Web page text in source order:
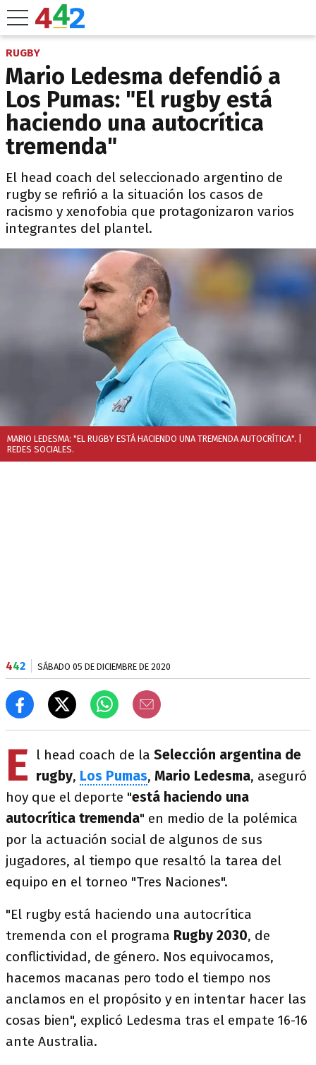
RUGBY
Mario Ledesma defendió a
Los Pumas: "El rugby está
haciendo una autocrítica
tremenda"
El head coach del seleccionado argentino de
rugby se refirió a la situación los casos de
racismo y xenofobia que protagonizaron varios
integrantes del plantel.
MARIO LEDESMA: "EL RUGBY ESTÁ HACIENDO UNA TREMENDA AUTOCRÍTICA".
REDES SOCIALES.
442 SÁBADO 05 DE DICIEMBRE DE 2020
E l head coach de la Selección argentina de
rugby, Los Pumas, Mario Ledesma, aseguró
hoy que el deporte "está haciendo una
autocrítica tremenda" en medio de la polémica
por la actuación social de algunos de sus
jugadores, al tiempo que resaltó la tarea del
equipo en el torneo "Tres Naciones".
"El rugby está haciendo una autocrítica
tremenda con el programa Rugby 2030, de
conflictividad, de género. Nos equivocamos,
hacemos macanas pero todo el tiempo nos
anclamos en el propósito y en intentar hacer las
cosas bien", explicó Ledesma tras el empate 16-16
ante Australia.